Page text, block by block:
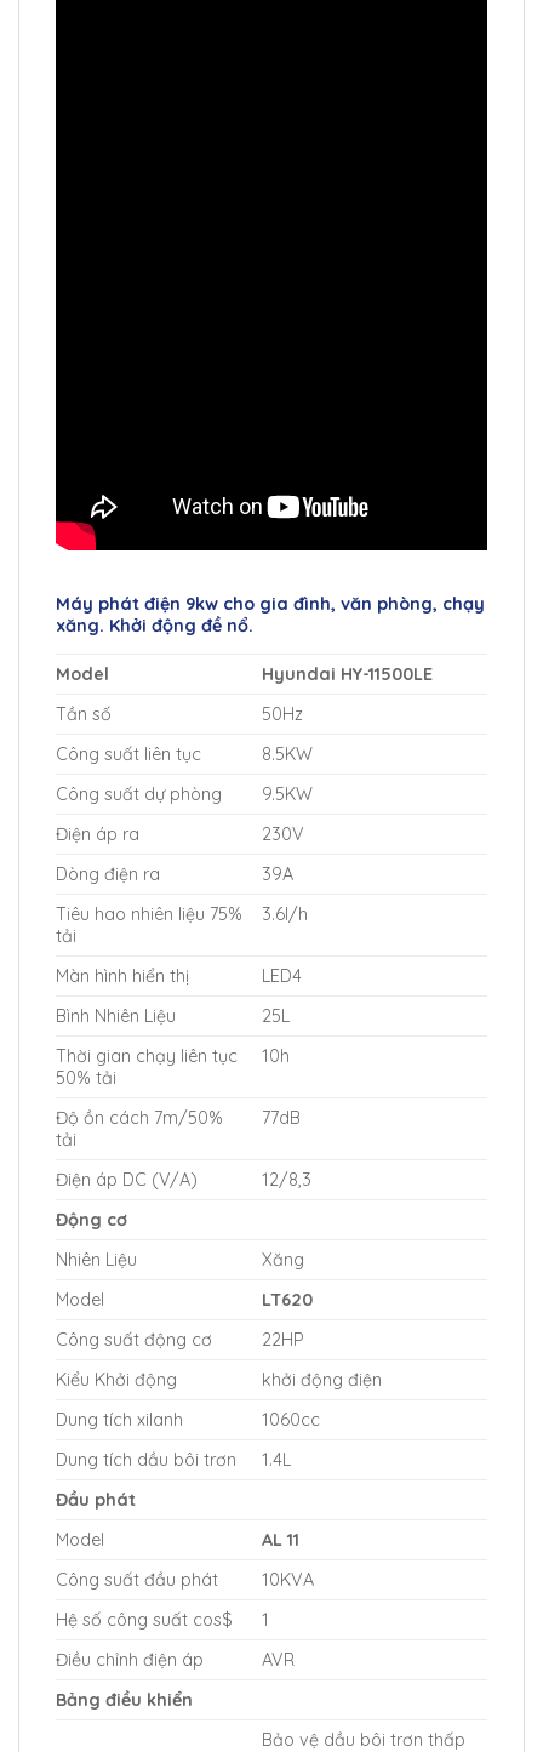
Máy phát điện 9kw cho gia đình, văn phòng, chạy
xăng. Khởi động đề nổ.
Model
Hyundai HY-11500LE
Tần số
50Hz
Công suất liên tục
8.5KW
Công suất dự phòng
9.5KW
Điện áp ra
230V
Dòng điện ra
39A
Tiêu hao nhiên liệu 75%
tải
3.6l/h
Màn hình hiển thị
LED4
Bình Nhiên Liệu
25L
Thời gian chạy liên tục
50% tải
10h
Độ ồn cách 7m/50%
tải
77dB
Điện áp DC (V/A)
12/8,3
Động cơ
Nhiên Liệu
Xăng
Model
LT620
Công suất động cơ
22HP
Kiểu Khởi động
khởi động điện
Dung tích xilanh
1060cc
Dung tích dầu bôi trơn
1.4L
Đầu phát
Model
AL 11
Công suất đầu phát
10KVA
Hệ số công suất cos$
1
Điều chỉnh điện áp
AVR
Bảng điều khiển
Bảo vệ dầu bôi trơn thấp